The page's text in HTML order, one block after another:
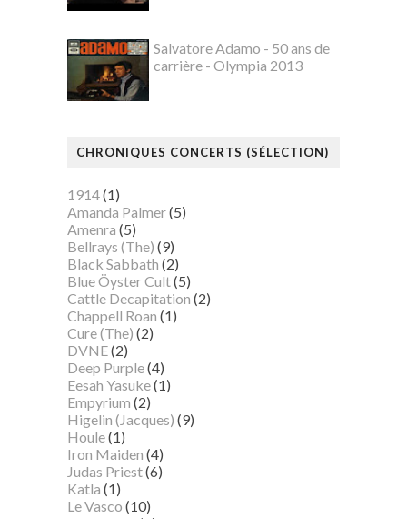
Salvatore Adamo - 50 ans de
carrière - Olympia 2013
CHRONIQUES CONCERTS (SÉLECTION)
1914(1)
Amanda Palmer(5)
Amenra (5)
Bellrays (The) (9)
Black Sabbath (2)
Blue Öyster Cult(5)
Cattle Decapitation (2)
Chappell Roan (1)
Cure (The) (2)
DVNE(2)
Deep Purple(4)
Eesah Yasuke(1)
Empyrium (2)
Higelin (Jacques) (9)
Houle(1)
Iron Maiden (4)
Judas Priest(6)
Katla (1)
Le Vasco (10)